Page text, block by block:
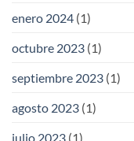
enero 2024 (1)
octubre 2023 (1)
septiembre 2023 (1)
agosto 2023 (1)
julio 2023 (1)